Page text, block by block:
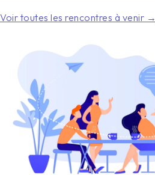
Voir toutes les rencontres à venir →